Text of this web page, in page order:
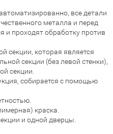
все детали
металла и перед
и проходят обработку против
секции, которая является
секции (без левой стенки),
секции.
собирается с помощью
краска.
и одной дверцы.